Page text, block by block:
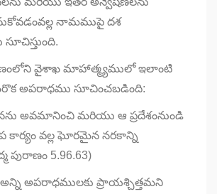
నామముపై దశ
వైశాఖ మాహాత్మ్యములో ఇలాంటి
అపరాధము సూచించబడింది:
అవమానించి మరియు ఆ ప్రదేశంనుండి
కార్యం వల్ల ఘోరమైన నరకాన్ని
పురాణం 5.96.63)
అపరాధములకు ప్రాయశ్చిత్తమని